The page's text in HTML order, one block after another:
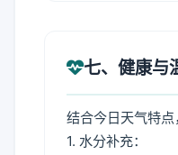
七、健康与
结合今日天气特点
1. 水分补充：